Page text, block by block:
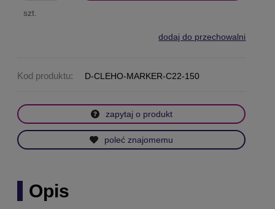
szt.
dodaj do przechowalni
Kod produktu: D-CLEHO-MARKER-C22-150
zapytaj o produkt
poleć znajomemu
Opis